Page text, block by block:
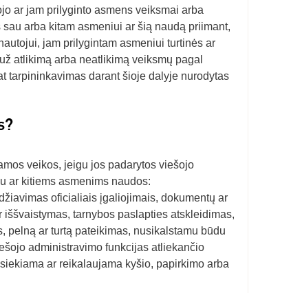
ar jam prilyginto asmens veiksmai arba
arba kitam asmeniui ar šią naudą priimant,
jam prilygintam asmeniui turtinės ar
atlikimą arba neatlikimą veiksmų pagal
tarpininkavimas darant šioje dalyje nurodytas
veikos, jeigu jos padarytos viešojo
ar kitiems asmenims naudos:
oficialiais įgaliojimais, dokumentų ar
tarnybos paslapties atskleidimas,
pelną ar turtą pateikimas, nusikalstamu būdu
administravimo funkcijas atliekančio
ar reikalaujama kyšio, papirkimo arba